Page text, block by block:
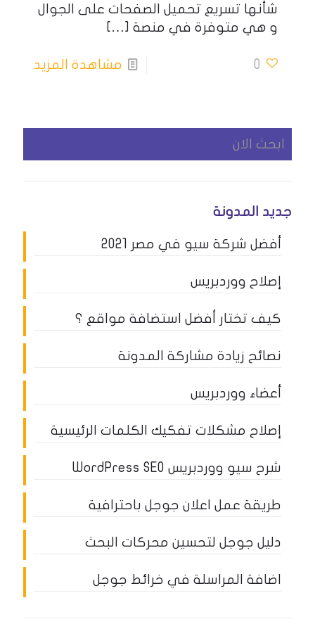
شأنها تسريع تحميل الصفحات على الجوال
و هي متوفرة في منصة […]
0 مشاهدة المزيد
جديد المدونة
أفضل شركة سيو في مصر 2021
إصلاح ووردبريس
كيف تختار أفضل استضافة مواقع ؟
نصائح زيادة مشاركة المدونة
أعضاء ووردبريس
إصلاح مشكلات تفكيك الكلمات الرئيسية
شرح سيو ووردبريس WordPress SEO
طريقة عمل اعلان جوجل باحترافية
دليل جوجل لتحسين محركات البحث
اضافة المراسلة في خرائط جوجل